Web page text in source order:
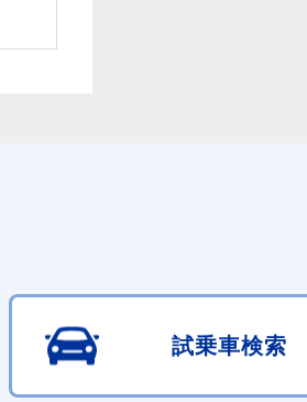
試乗車検索